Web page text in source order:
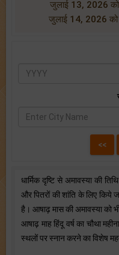
जुलाई 13, 2026
जुलाई 14, 2026 को
धार्मिक दृष्टि से अमावस्या की
और पितरों की शांति के लिए किये
है। आषाढ़ मास की अमावस्या को
आषाढ़ माह हिंदू वर्ष का चौथा
स्थलों पर स्नान करने का विशेष